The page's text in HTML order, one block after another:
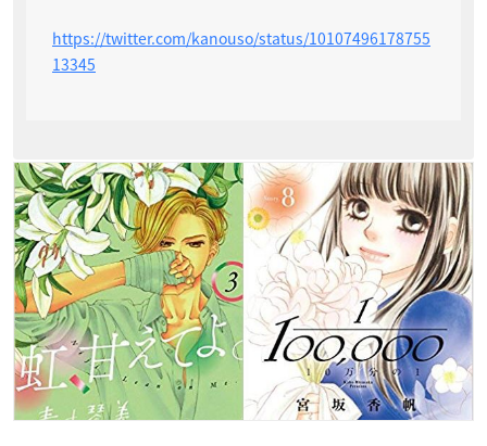
https://twitter.com/kanouso/status/10107496178755
13345